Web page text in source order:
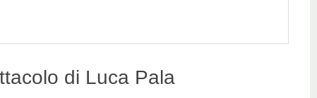
di Luca Pala